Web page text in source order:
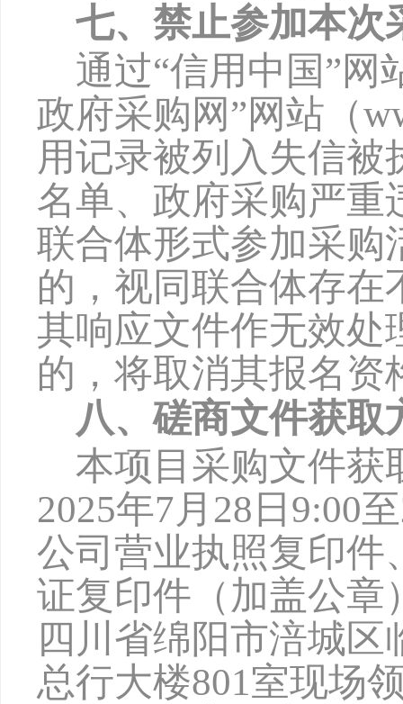
七、禁止参加本次
通过“信用中国”网
政府采购网”网站（
用记录被列入失信
名单、政府采购严重
联合体形式参加采购
的，视同联合体存
其响应文件作无效处
的，将取消其报名资
八、磋商文件获取
本项目采购文件获
2025年7月 28 日 9:00
公司营业执照复印件
证复印件（加盖公章
四川省绵阳市涪城
总行大楼801室现场